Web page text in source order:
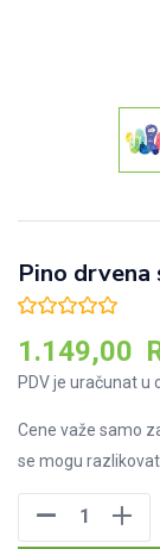
Pino
1.149,00
PDV je uračunat u
Cene važe samo
se mogu
drvena